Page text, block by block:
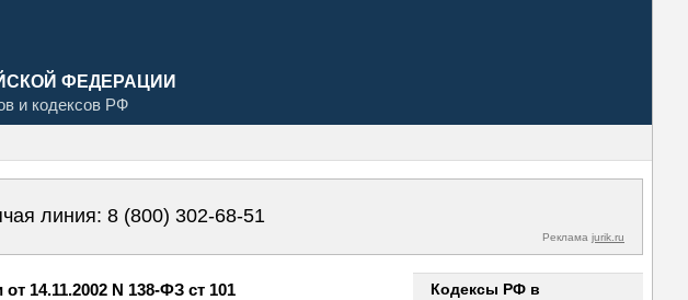
ФЕДЕРАЦИИ
и кодексов РФ
линия: 8 (800) 302-68-51
Реклама jurik.ru
14.11.2002 N 138-ФЗ ст 101
Кодексы РФ в